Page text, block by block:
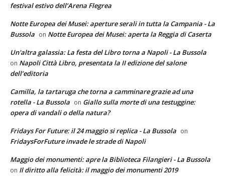
festival estivo dell’Arena Flegrea
Notte Europea dei Musei: aperture serali in tutta la Campania - La
Bussola on Notte Europea dei Musei: aperta la Reggia di Caserta
Un'altra galassia: La festa del Libro torna a Napoli - La Bussola
on Napoli Città Libro, presentata la II edizione del salone
dell’editoria
Camilla, la tartaruga che torna a camminare grazie ad una
rotella - La Bussola on Giallo sulla morte di una testuggine:
opera di vandali o della natura?
Fridays For Future: il 24 maggio si replica - La Bussola on
FridaysForFuture invade le strade di Napoli
Maggio dei monumenti: apre la Biblioteca Filangieri - La Bussola
on Il diritto alla felicità: il maggio dei monumenti 2019